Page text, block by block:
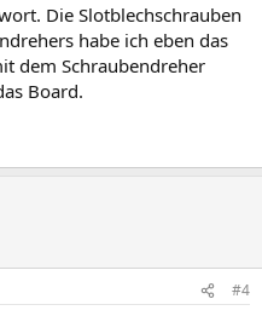
Die Slotblechschrauben
habe ich eben das
dem Schraubendreher
Board.
#4